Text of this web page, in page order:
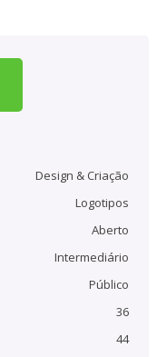
Design & Criação
Logotipos
Aberto
Intermediário
Público
36
44